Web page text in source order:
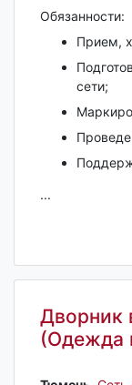
Обязанности:
Прием,
сети;
...
Дворник
(Одежда